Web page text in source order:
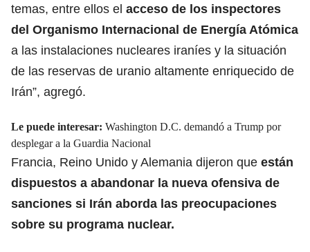
temas, entre ellos el acceso de los inspectores
del Organismo Internacional de Energía Atómica
a las instalaciones nucleares iraníes y la situación
de las reservas de uranio altamente enriquecido de
Irán”, agregó.
Le puede interesar: Washington D.C. demandó a Trump por
desplegar a la Guardia Nacional
Francia, Reino Unido y Alemania dijeron que están
dispuestos a abandonar la nueva ofensiva de
sanciones si Irán aborda las preocupaciones
sobre su programa nuclear.